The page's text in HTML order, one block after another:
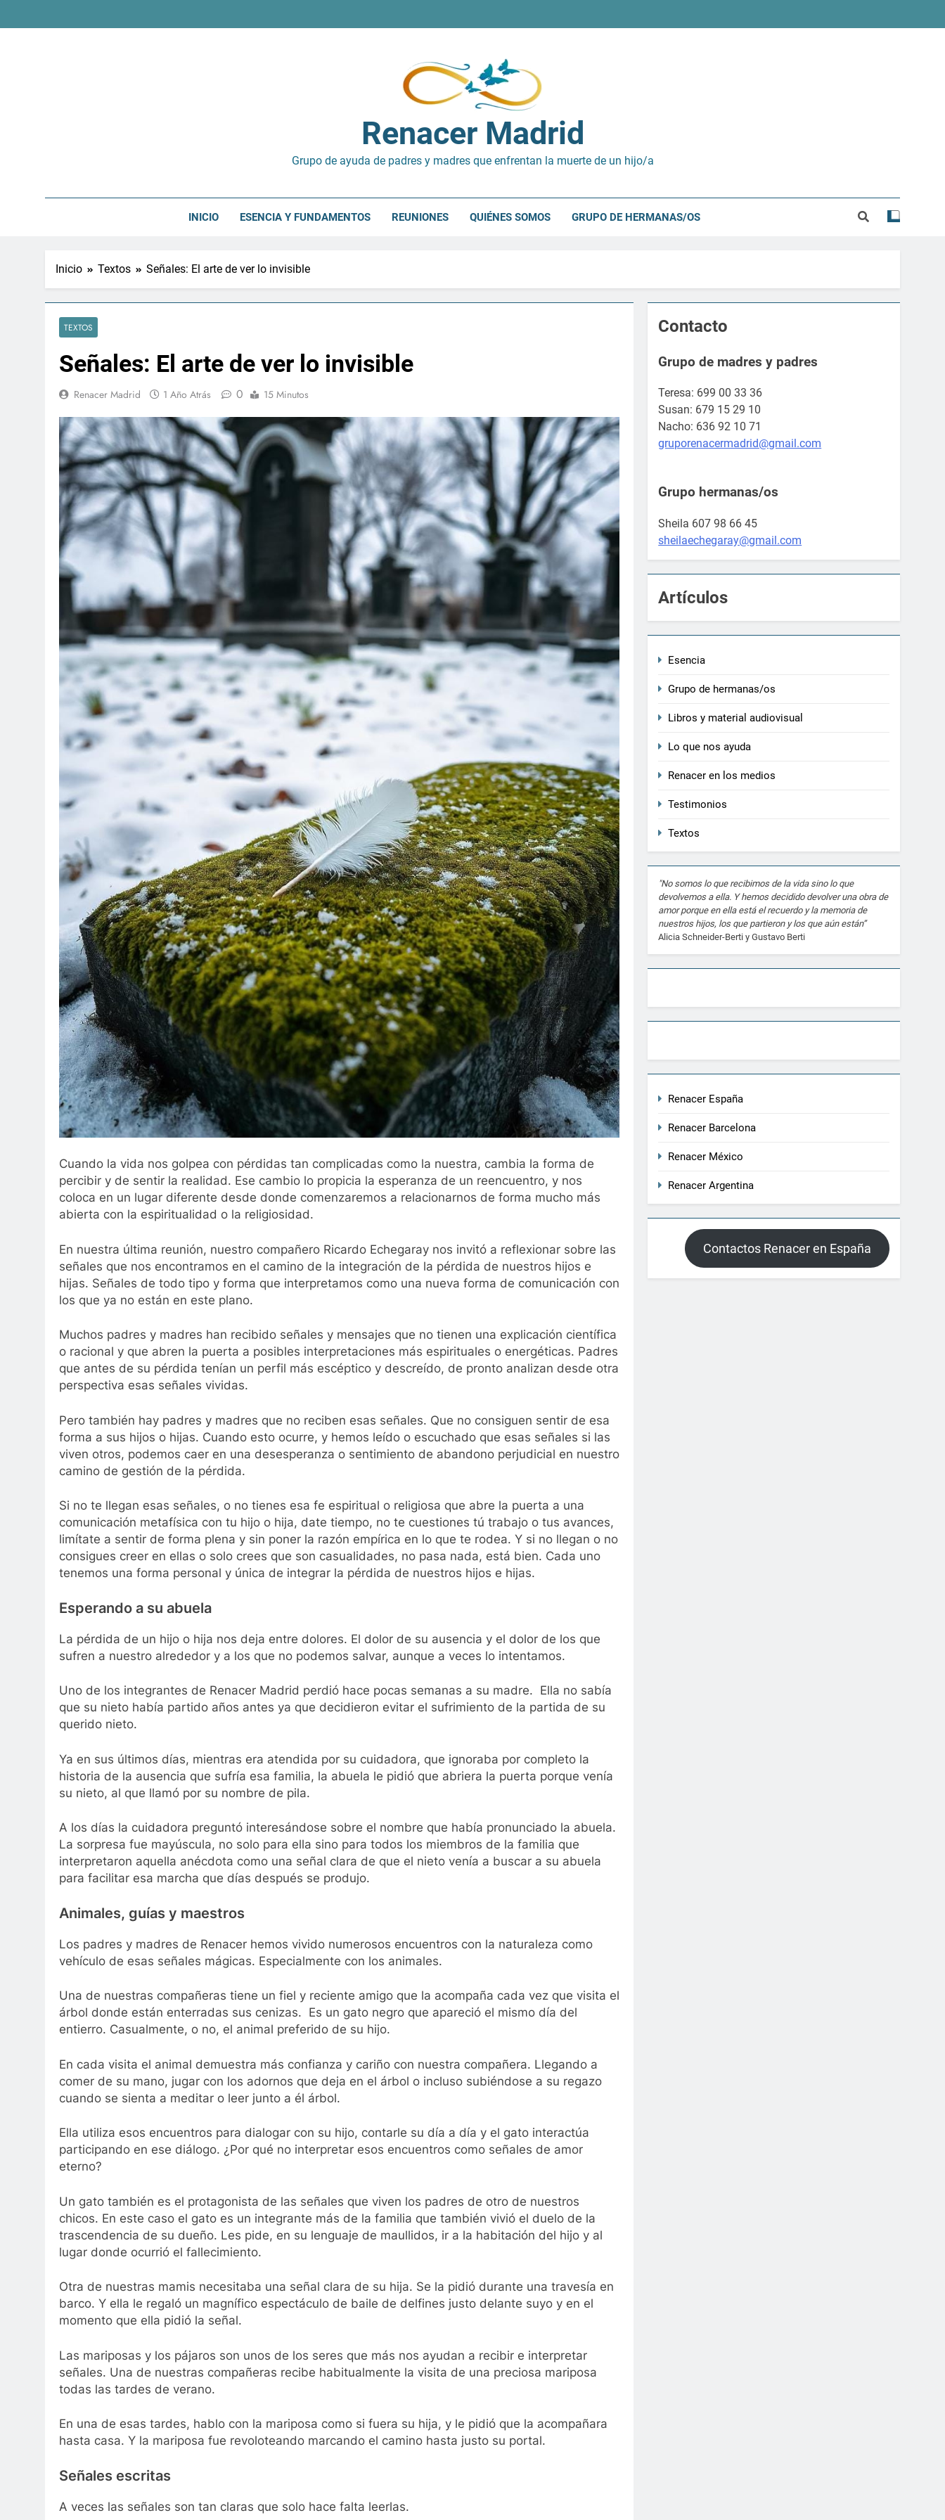
Renacer Madrid
Grupo de ayuda de padres y madres que enfrentan la muerte de un hijo/a
INICIO ESENCIA Y FUNDAMENTOS REUNIONES QUIÉNES SOMOS GRUPO DE HERMANAS/OS
Inicio Textos Señales: El arte de ver lo invisible
TEXTOS
Señales: El arte de ver lo invisible
Renacer Madrid 1 Año Atrás 0 15 Minutos
Cuando la vida nos golpea con pérdidas tan complicadas como la nuestra, cambia la forma de
percibir y de sentir la realidad. Ese cambio lo propicia la esperanza de un reencuentro, y nos
coloca en un lugar diferente desde donde comenzaremos a relacionarnos de forma mucho más
abierta con la espiritualidad o la religiosidad.
En nuestra última reunión, nuestro compañero Ricardo Echegaray nos invitó a reflexionar sobre las
señales que nos encontramos en el camino de la integración de la pérdida de nuestros hijos e
hijas. Señales de todo tipo y forma que interpretamos como una nueva forma de comunicación con
los que ya no están en este plano.
Muchos padres y madres han recibido señales y mensajes que no tienen una explicación científica
o racional y que abren la puerta a posibles interpretaciones más espirituales o energéticas. Padres
que antes de su pérdida tenían un perfil más escéptico y descreído, de pronto analizan desde otra
perspectiva esas señales vividas.
Pero también hay padres y madres que no reciben esas señales. Que no consiguen sentir de esa
forma a sus hijos o hijas. Cuando esto ocurre, y hemos leído o escuchado que esas señales si las
viven otros, podemos caer en una desesperanza o sentimiento de abandono perjudicial en nuestro
camino de gestión de la pérdida.
Si no te llegan esas señales, o no tienes esa fe espiritual o religiosa que abre la puerta a una
comunicación metafísica con tu hijo o hija, date tiempo, no te cuestiones tú trabajo o tus avances,
limítate a sentir de forma plena y sin poner la razón empírica en lo que te rodea. Y si no llegan o no
consigues creer en ellas o solo crees que son casualidades, no pasa nada, está bien. Cada uno
tenemos una forma personal y única de integrar la pérdida de nuestros hijos e hijas.
Esperando a su abuela
La pérdida de un hijo o hija nos deja entre dolores. El dolor de su ausencia y el dolor de los que
sufren a nuestro alrededor y a los que no podemos salvar, aunque a veces lo intentamos.
Uno de los integrantes de Renacer Madrid perdió hace pocas semanas a su madre. Ella no sabía
que su nieto había partido años antes ya que decidieron evitar el sufrimiento de la partida de su
querido nieto.
Ya en sus últimos días, mientras era atendida por su cuidadora, que ignoraba por completo la
historia de la ausencia que sufría esa familia, la abuela le pidió que abriera la puerta porque venía
su nieto, al que llamó por su nombre de pila.
A los días la cuidadora preguntó interesándose sobre el nombre que había pronunciado la abuela.
La sorpresa fue mayúscula, no solo para ella sino para todos los miembros de la familia que
interpretaron aquella anécdota como una señal clara de que el nieto venía a buscar a su abuela
para facilitar esa marcha que días después se produjo.
Animales, guías y maestros
Los padres y madres de Renacer hemos vivido numerosos encuentros con la naturaleza como
vehículo de esas señales mágicas. Especialmente con los animales.
Una de nuestras compañeras tiene un fiel y reciente amigo que la acompaña cada vez que visita el
árbol donde están enterradas sus cenizas. Es un gato negro que apareció el mismo día del
entierro. Casualmente, o no, el animal preferido de su hijo.
En cada visita el animal demuestra más confianza y cariño con nuestra compañera. Llegando a
comer de su mano, jugar con los adornos que deja en el árbol o incluso subiéndose a su regazo
cuando se sienta a meditar o leer junto a él árbol.
Ella utiliza esos encuentros para dialogar con su hijo, contarle su día a día y el gato interactúa
participando en ese diálogo. ¿Por qué no interpretar esos encuentros como señales de amor
eterno?
Un gato también es el protagonista de las señales que viven los padres de otro de nuestros
chicos. En este caso el gato es un integrante más de la familia que también vivió el duelo de la
trascendencia de su dueño. Les pide, en su lenguaje de maullidos, ir a la habitación del hijo y al
lugar donde ocurrió el fallecimiento.
Otra de nuestras mamis necesitaba una señal clara de su hija. Se la pidió durante una travesía en
barco. Y ella le regaló un magnífico espectáculo de baile de delfines justo delante suyo y en el
momento que ella pidió la señal.
Las mariposas y los pájaros son unos de los seres que más nos ayudan a recibir e interpretar
señales. Una de nuestras compañeras recibe habitualmente la visita de una preciosa mariposa
todas las tardes de verano.
En una de esas tardes, hablo con la mariposa como si fuera su hija, y le pidió que la acompañara
hasta casa. Y la mariposa fue revoloteando marcando el camino hasta justo su portal.
Señales escritas
A veces las señales son tan claras que solo hace falta leerlas.
Contacto
Grupo de madres y padres
Teresa: 699 00 33 36
Susan: 679 15 29 10
Nacho: 636 92 10 71
gruporenacermadrid@gmail.com
Grupo hermanas/os
Sheila 607 98 66 45
sheilaechegaray@gmail.com
Artículos
Esencia
Grupo de hermanas/os
Libros y material audiovisual
Lo que nos ayuda
Renacer en los medios
Testimonios
Textos
"No somos lo que recibimos de la vida sino lo que
devolvemos a ella. Y hemos decidido devolver una obra de
amor porque en ella está el recuerdo y la memoria de
nuestros hijos, los que partieron y los que aún están”
Alicia Schneider-Berti y Gustavo Berti
Renacer España
Renacer Barcelona
Renacer México
Renacer Argentina
Contactos Renacer en España